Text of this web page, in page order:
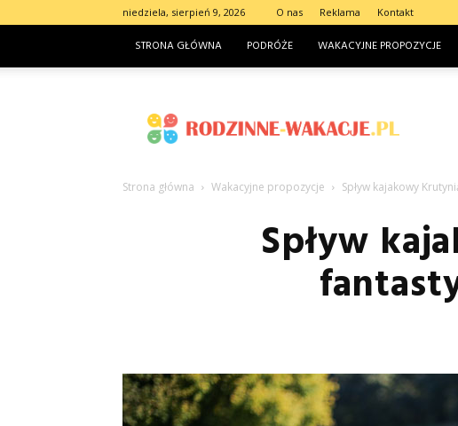
niedziela, sierpień 9, 2026 O nas Reklama Kontakt
STRONA GŁÓWNA PODRÓŻE WAKACYJNE PROPOZYCJE
wakacje.pl
Strona główna Wakacyjne propozycje Spływ kajakowy
Spływ